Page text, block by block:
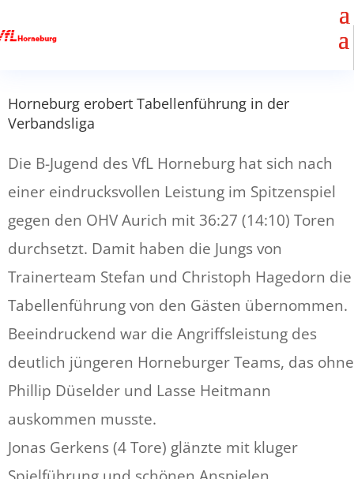
Horneburg erobert Tabellenführung in der
Verbandsliga
Die B-Jugend des VfL Horneburg hat sich nach
einer eindrucksvollen Leistung im Spitzenspiel
gegen den OHV Aurich mit 36:27 (14:10) Toren
durchsetzt. Damit haben die Jungs von
Trainerteam Stefan und Christoph Hagedorn die
Tabellenführung von den Gästen übernommen.
Beeindruckend war die Angriffsleistung des
deutlich jüngeren Horneburger Teams, das ohne
Phillip Düselder und Lasse Heitmann
auskommen musste.
Jonas Gerkens (4 Tore) glänzte mit kluger